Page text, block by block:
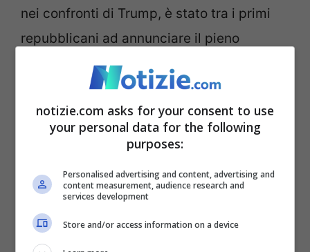
nei confronti di Trump, è stato tra i primi
repubblicani ad annunciare il pieno
sostegno al tycoon.
Un riavvicinamento riscontrabile anche
nelle politiche estere a sostegno di Kiev.
Russia era un convinto sostenitore
dell’Ucraina, salvo poi mostrarsi scettico.
Non sono dalla parte della Russia, ma
notizie.com asks for your consent to use
your personal data for the following
purposes:
Personalised advertising and content, advertising and
content measurement, audience research and
services development
Store and/or access information on a device